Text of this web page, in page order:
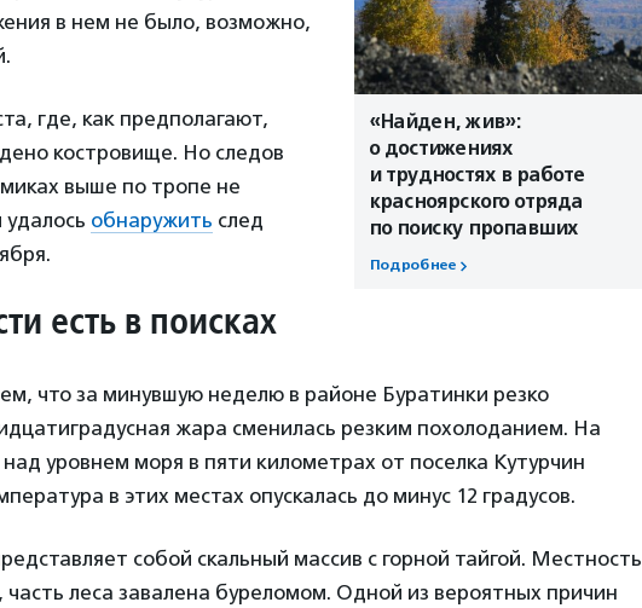
«Найден, жив»:
о достижениях
и трудностях в работе
красноярского отряда
по поиску пропавших
Подробнее
в нем не было, возможно,
где, как предполагают,
костровище. Но следов
выше по тропе не
обнаружить след
есть в поисках
что за минувшую неделю в районе Буратинки резко
жара сменилась резким похолоданием. На
уровнем моря в пяти километрах от поселка Кутурчин
в этих местах опускалась до минус 12 градусов.
собой скальный массив с горной тайгой. Местность
леса завалена буреломом. Одной из вероятных причин